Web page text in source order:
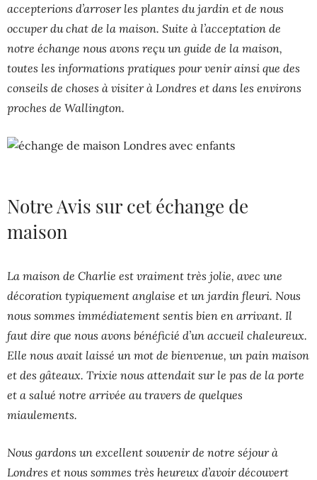
accepterions d’arroser les plantes du jardin et de nous
occuper du chat de la maison. Suite à l’acceptation de
notre échange nous avons reçu un guide de la maison,
toutes les informations pratiques pour venir ainsi que des
conseils de choses à visiter à Londres et dans les environs
proches de Wallington.
Notre Avis sur cet échange de
maison
La maison de Charlie est vraiment très jolie, avec une
décoration typiquement anglaise et un jardin fleuri. Nous
nous sommes immédiatement sentis bien en arrivant. Il
faut dire que nous avons bénéficié d’un accueil chaleureux.
Elle nous avait laissé un mot de bienvenue, un pain maison
et des gâteaux. Trixie nous attendait sur le pas de la porte
et a salué notre arrivée au travers de quelques
miaulements.
Nous gardons un excellent souvenir de notre séjour à
Londres et nous sommes très heureux d’avoir découvert